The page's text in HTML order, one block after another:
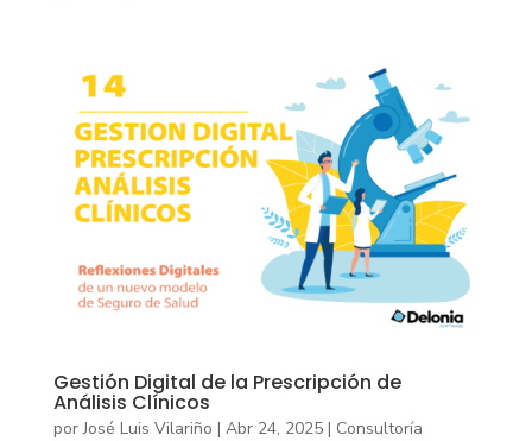
Gestión Digital de la Prescripción de
Análisis Clínicos
porJosé Luis Vilariño | Abr 24, 2025| Consultoría